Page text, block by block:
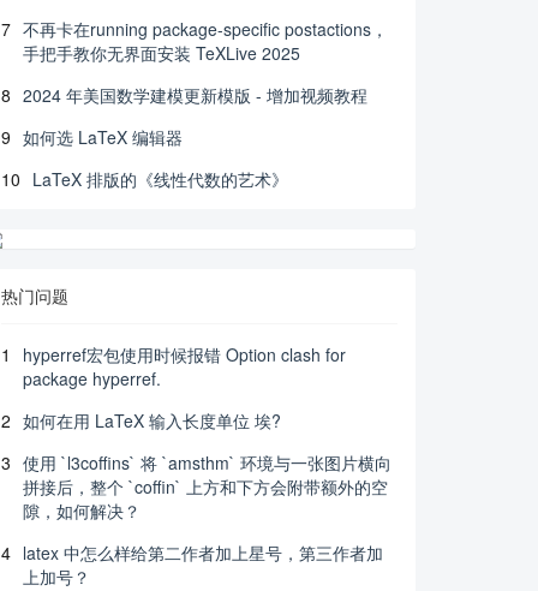
7 不再卡在running package-specific postactions，
手把手教你无界面安装 TeXLive 2025
8 2024 年美国数学建模更新模版 - 增加视频教程
9 如何选 LaTeX 编辑器
10 LaTeX 排版的《线性代数的艺术》
热门问题
1
hyperref宏包使用时候报错 Option clash for
package hyperref.
2 如何在用 LaTeX 输入长度单位 埃?
3 使用 `l3coffins` 将 `amsthm` 环境与一张图片横向
拼接后，整个 `coffin` 上方和下方会附带额外的空
隙，如何解决？
4 latex 中怎么样给第二作者加上星号，第三作者加
上加号？